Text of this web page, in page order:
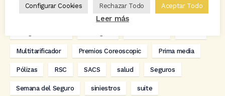
Innova Ibérica
Multitarificador Premios Coreoscopic Prima media
Pólizas RSC SACS salud Seguros
Semana del Seguro siniestros suite
Configurar Cookies Rechazar Todo Aceptar Todo
Leer más